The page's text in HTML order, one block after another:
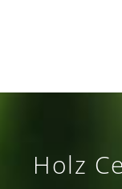
Holz